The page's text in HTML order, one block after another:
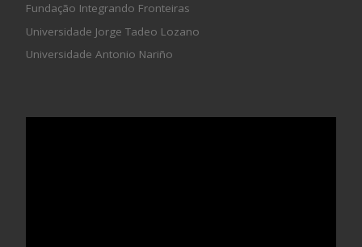
Fundação Integrando Fronteiras
Universidade Jorge Tadeo Lozano
Universidade Antonio Nariño